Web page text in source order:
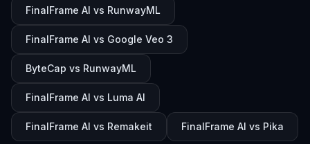
FinalFrame AI vs RunwayML
FinalFrame AI vs Google Veo 3
ByteCap vs RunwayML
FinalFrame AI vs Luma AI
FinalFrame AI vs Remakeit FinalFrame AI vs Pika